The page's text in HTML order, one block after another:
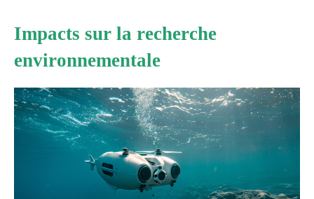
Impacts sur la recherche
environnementale